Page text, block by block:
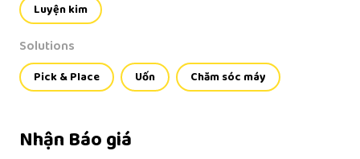
Luyện kim
Solutions
Pick & Place Uốn Chăm sóc máy
Nhận Báo giá